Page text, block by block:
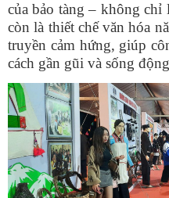
của bảo tàng – không
còn là thiết chế văn hóa
truyền cảm hứng, giúp
cách gần gũi và sống